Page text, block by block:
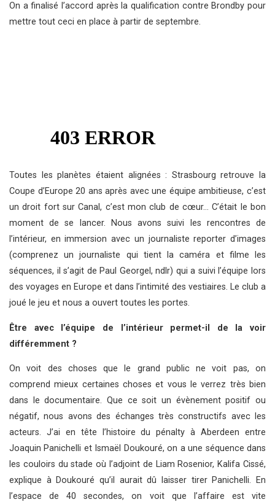
On a finalisé l’accord après la qualification contre Brondby pour
mettre tout ceci en place à partir de septembre.
Toutes les planètes étaient alignées : Strasbourg retrouve la
Coupe d’Europe 20 ans après avec une équipe ambitieuse, c’est
un droit fort sur Canal, c’est mon club de cœur… C’était le bon
moment de se lancer. Nous avons suivi les rencontres de
l’intérieur, en immersion avec un journaliste reporter d’images
(comprenez un journaliste qui tient la caméra et filme les
séquences, il s’agit de Paul Georgel, ndlr) qui a suivi l’équipe lors
des voyages en Europe et dans l’intimité des vestiaires. Le club a
joué le jeu et nous a ouvert toutes les portes.
Être avec l’équipe de l’intérieur permet-il de la voir
différemment ?
On voit des choses que le grand public ne voit pas, on
comprend mieux certaines choses et vous le verrez très bien
dans le documentaire. Que ce soit un évènement positif ou
négatif, nous avons des échanges très constructifs avec les
acteurs. J’ai en tête l’histoire du pénalty à Aberdeen entre
Joaquin Panichelli et Ismaël Doukouré, on a une séquence dans
les couloirs du stade où l’adjoint de Liam Rosenior, Kalifa Cissé,
explique à Doukouré qu’il aurait dû laisser tirer Panichelli. En
l’espace de 40 secondes, on voit que l’affaire est vite